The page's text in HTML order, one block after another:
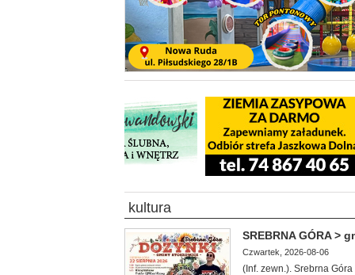
kultura
SREBRNA GÓRA >
Czwartek, 2026-08-06
(Inf. zewn.). Srebrna